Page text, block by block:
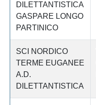
DILETTANTISTICA
GASPARE LONGO
PARTINICO
SCI NORDICO
TERME EUGANEE
A.D.
DILETTANTISTICA